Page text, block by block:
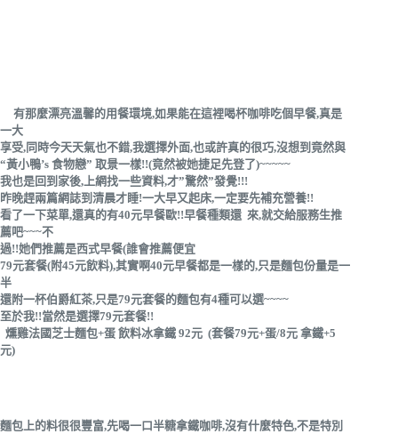
有那麼漂亮溫馨的用餐環境,如果能在這裡喝杯咖啡吃個早餐,真是
一大
享受,同時今天天氣也不錯,我選擇外面,也或許真的很巧,沒想到竟然與
“黃小鴨’s 食物戀” 取景一樣!!(竟然被她捷足先登了)~~~~~
我也是回到家後,上網找一些資料,才”驚然”發覺!!!
昨晚趕兩篇網誌到清晨才睡!一大早又起床,一定要先補充營養!!
看了一下菜單,還真的有40元早餐歐!!早餐種類還 來,就交給服務生推
薦吧~~~不
過!!她們推薦是西式早餐(誰會推薦便宜
79元套餐(附45元飲料),其實啊40元早餐都是一樣的,只是麵包份量是一
半
還附一杯伯爵紅茶,只是79元套餐的麵包有4種可以選~~~~
至於我!!當然是選擇79元套餐!!
燻雞法國芝士麵包+蛋 飲料冰拿鐵 92元 (套餐79元+蛋/8元 拿鐵+5
元)
麵包上的料很很豐富,先喝一口半糖拿鐵咖啡,沒有什麼特色,不是特別